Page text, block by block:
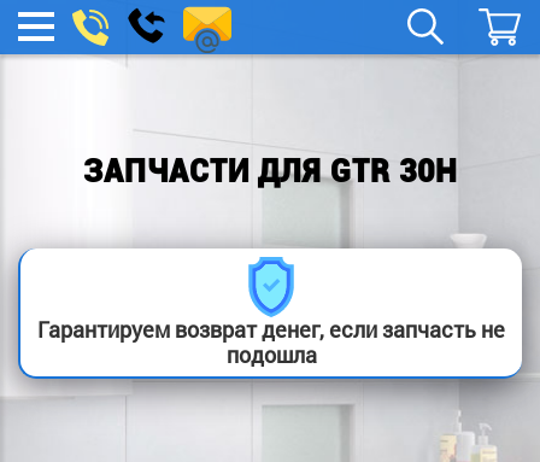
МЕНЮ
boylera@yandex.ru
Заказать
звонок
ЗАПЧАСТИ ДЛЯ GTR 30H
Гарантируем возврат денег, если запчасть не
подошла